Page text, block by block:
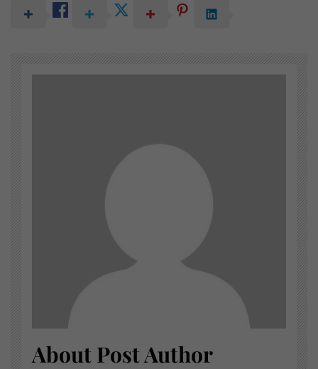
About Post Author